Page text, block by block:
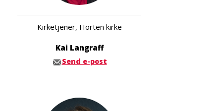
Kirketjener, Horten kirke
Kai Langraff
Send e-post